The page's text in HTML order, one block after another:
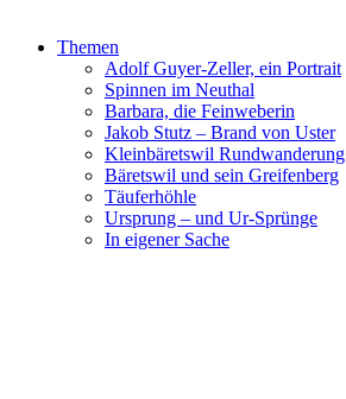
Themen
Adolf Guyer-Zeller, ein Portrait
Spinnen im Neuthal
Barbara, die Feinweberin
Jakob Stutz – Brand von Uster
Kleinbäretswil Rundwanderung
Bäretswil und sein Greifenberg
Täuferhöhle
Ursprung – und Ur-Sprünge
In eigener Sache